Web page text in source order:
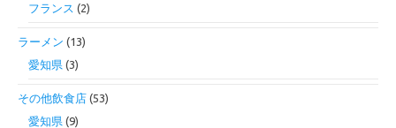
フランス (2)
ラーメン (13)
愛知県 (3)
その他飲食店 (53)
愛知県 (9)